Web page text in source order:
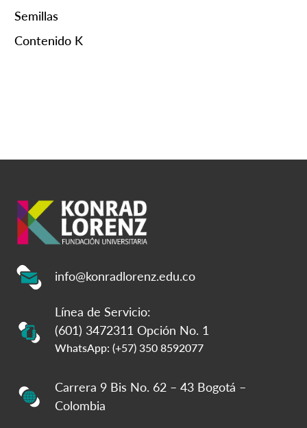
Semillas
Contenido K
info@konradlorenz.edu.co
Línea de Servicio:
(601) 3472311 Opción No. 1
WhatsApp: (+57) 350 8592077
Carrera 9 Bis No. 62 – 43 Bogotá –
Colombia